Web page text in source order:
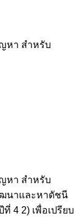
หา สำหรับ
หา สำหรับ
ฒนาและหาดัชนี
4 2) เพื่อเปรียบ